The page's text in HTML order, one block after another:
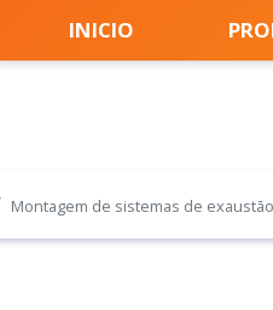
INICIO
Montagem de sistemas de